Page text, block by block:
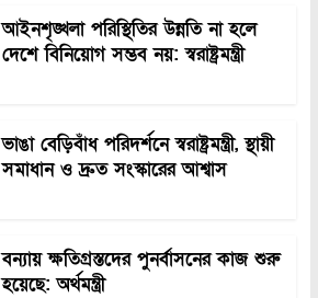
আইনশৃঙ্খলা পরিস্থিতির উন্নতি না হলে
দেশে বিনিয়োগ সম্ভব নয়: স্বরাষ্ট্রমন্ত্রী
ভাঙা বেড়িবাঁধ পরিদর্শনে স্বরাষ্ট্রমন্ত্রী, স্থায়ী
সমাধান ও দ্রুত সংস্কারের আশ্বাস
বন্যায় ক্ষতিগ্রস্তদের পুনর্বাসনের কাজ শুরু
হয়েছে: অর্থমন্ত্রী